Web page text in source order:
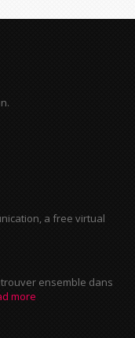
a free virtual
ensemble dans
more